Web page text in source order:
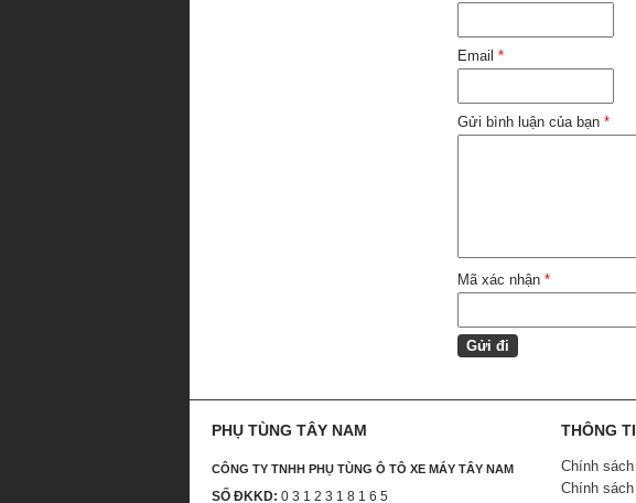
Email*
Gửi bình luận của bạn*
Mã xác nhận*
PHỤ TÙNG TÂY NAM
CÔNG TY TNHH PHỤ TÙNG Ô TÔ XE MÁY TÂY NAM
SỐ ĐKKD: 0 3 1 2 3 1 8 1 6 5
THÔNG
Chính
Chính